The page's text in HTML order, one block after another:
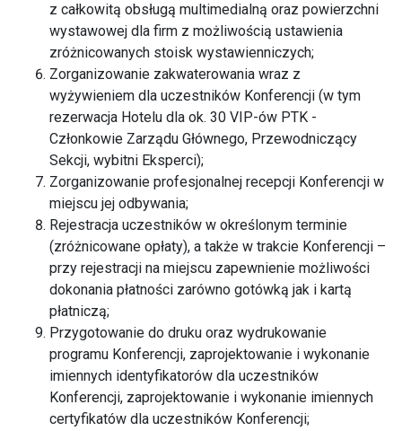
z całkowitą obsługą multimedialną oraz powierzchni
wystawowej dla firm z możliwością ustawienia
zróżnicowanych stoisk wystawienniczych;
Zorganizowanie zakwaterowania wraz z
wyżywieniem dla uczestników Konferencji (w tym
rezerwacja Hotelu dla ok. 30 VIP-ów PTK -
Członkowie Zarządu Głównego, Przewodniczący
Sekcji, wybitni Eksperci);
Zorganizowanie profesjonalnej recepcji Konferencji w
miejscu jej odbywania;
Rejestracja uczestników w określonym terminie
(zróżnicowane opłaty), a także w trakcie Konferencji –
przy rejestracji na miejscu zapewnienie możliwości
dokonania płatności zarówno gotówką jak i kartą
płatniczą;
Przygotowanie do druku oraz wydrukowanie
programu Konferencji, zaprojektowanie i wykonanie
imiennych identyfikatorów dla uczestników
Konferencji, zaprojektowanie i wykonanie imiennych
certyfikatów dla uczestników Konferencji;